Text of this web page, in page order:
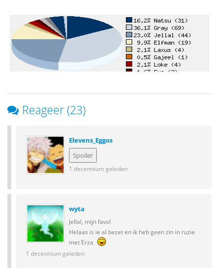
Reageer (23)
Elevens_Eggos
1 decennium geleden
wyta
Jellal, mijn favo!
Helaas is ie al bezet en ik heb geen zin in ruzie
met Erza
1 decennium geleden